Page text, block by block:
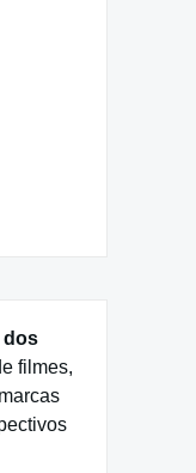
dos
filmes,